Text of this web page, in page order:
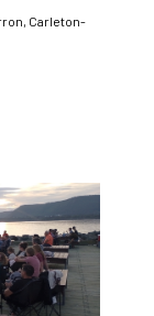
Carleton-